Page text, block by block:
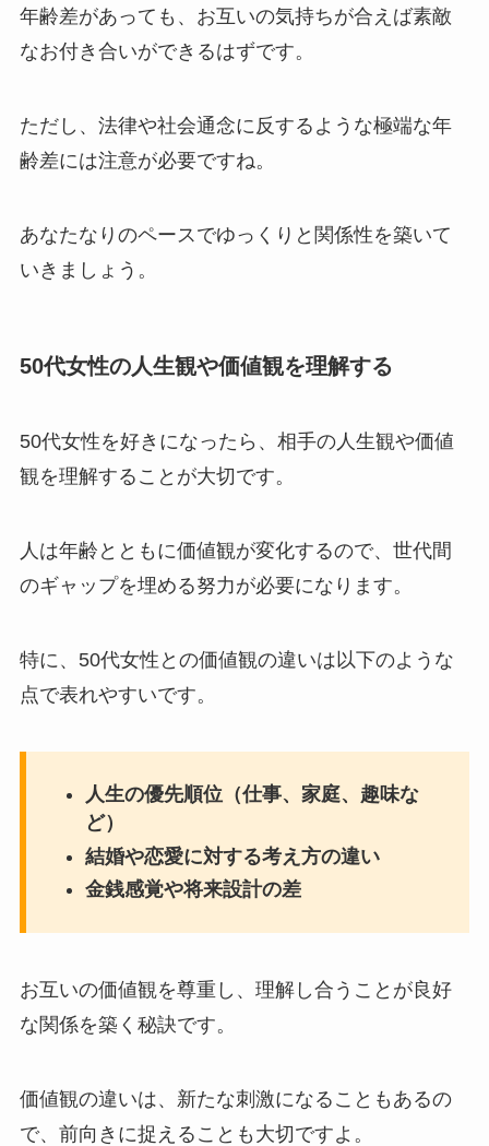
年齢差があっても、お互いの気持ちが合えば素敵
なお付き合いができるはずです。
ただし、法律や社会通念に反するような極端な年
齢差には注意が必要ですね。
あなたなりのペースでゆっくりと関係性を築いて
いきましょう。
50代女性の人生観や価値観を理解する
50代女性を好きになったら、相手の人生観や価値
観を理解することが大切です。
人は年齢とともに価値観が変化するので、世代間
のギャップを埋める努力が必要になります。
特に、50代女性との価値観の違いは以下のような
点で表れやすいです。
人生の優先順位（仕事、家庭、趣味な
ど）
結婚や恋愛に対する考え方の違い
金銭感覚や将来設計の差
お互いの価値観を尊重し、理解し合うことが良好
な関係を築く秘訣です。
価値観の違いは、新たな刺激になることもあるの
で、前向きに捉えることも大切ですよ。